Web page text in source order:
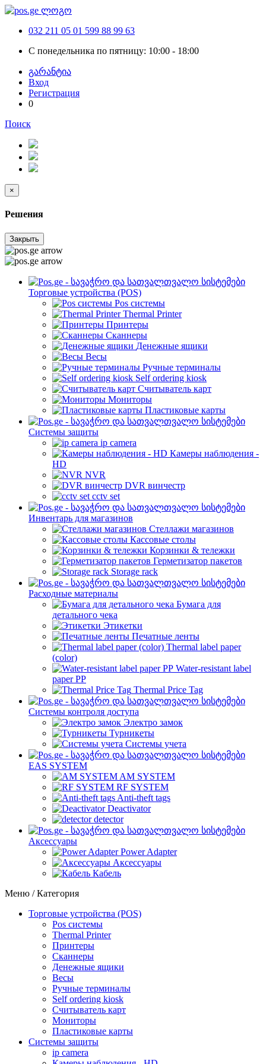
032 211 05 01 599 88 99 63
С понедельника по пятницу: 10:00 - 18:00
გარანტია
Вход
Регистрация
0
Поиск
×
Решения
Закрыть
Торговые устройства (POS)
Pos системы
Thermal Printer
Принтеры
Сканнеры
Денежные ящики
Весы
Ручные терминалы
Self ordering kiosk
Считыватель карт
Мониторы
Пластиковые карты
Cистемы защиты
ip camera
Камеры наблюдения -
HD
NVR
DVR винчестр
cctv set
Инвентарь для магазинов
Стеллажи магазинов
Кассовые столы
Корзинки & тележки
Герметизатор пакетов
Storage rack
Расходные материалы
Бумага для
детального чека
Этикетки
Печатные ленты
Thermal label paper
(color)
Water-resistant label
paper PP
Thermal Price Tag
Системы контроля доступа
Электро замок
Турникеты
Cистемы учета
EAS SYSTEM
AM SYSTEM
RF SYSTEM
Anti-theft tags
Deactivator
detector
Аксессуары
Power Adapter
Аксессуары
Кабель
Меню / Категория
Торговые устройства (POS)
Pos системы
Thermal Printer
Принтеры
Сканнеры
Денежные ящики
Весы
Ручные терминалы
Self ordering kiosk
Считыватель карт
Мониторы
Пластиковые карты
Cистемы защиты
ip camera